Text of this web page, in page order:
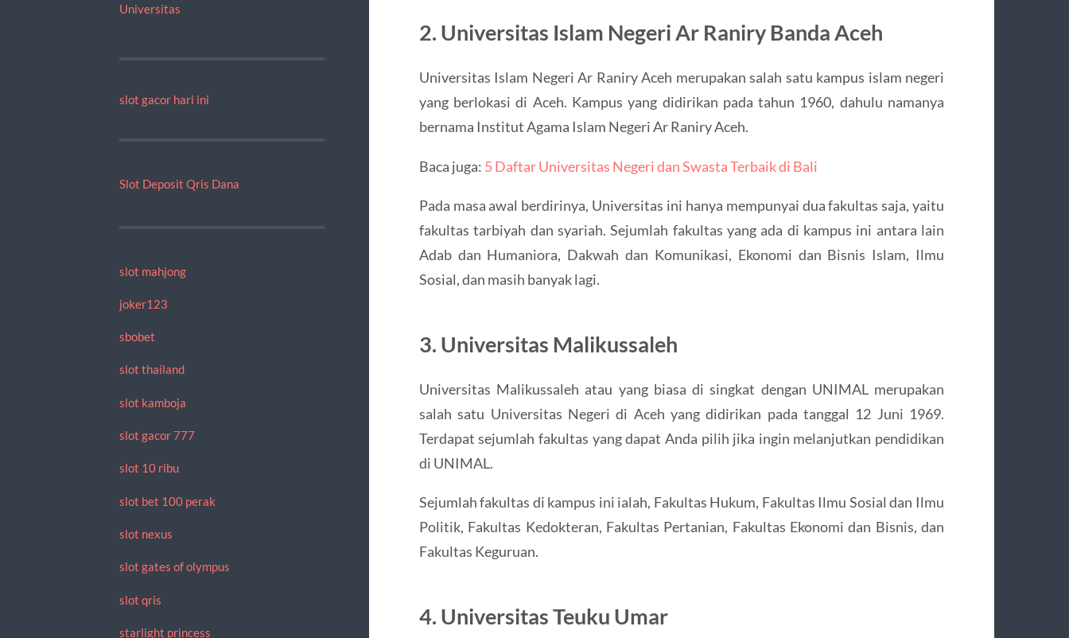
Universitas
slot gacor hari ini
Slot Deposit Qris Dana
slot mahjong
joker123
sbobet
slot thailand
slot kamboja
slot gacor 777
slot 10 ribu
slot bet 100 perak
slot nexus
slot gates of olympus
slot qris
starlight princess
2. Universitas Islam Negeri Ar Raniry Banda Aceh
Universitas Islam Negeri Ar Raniry Aceh merupakan salah satu kampus islam negeri
yang berlokasi di Aceh. Kampus yang didirikan pada tahun 1960, dahulu namanya
bernama Institut Agama Islam Negeri Ar Raniry Aceh.
Baca juga: 5 Daftar Universitas Negeri dan Swasta Terbaik di Bali
Pada masa awal berdirinya, Universitas ini hanya mempunyai dua fakultas saja, yaitu
fakultas tarbiyah dan syariah. Sejumlah fakultas yang ada di kampus ini antara lain
Adab dan Humaniora, Dakwah dan Komunikasi, Ekonomi dan Bisnis Islam, Ilmu
Sosial, dan masih banyak lagi.
3. Universitas Malikussaleh
Universitas Malikussaleh atau yang biasa di singkat dengan UNIMAL merupakan
salah satu Universitas Negeri di Aceh yang didirikan pada tanggal 12 Juni 1969.
Terdapat sejumlah fakultas yang dapat Anda pilih jika ingin melanjutkan pendidikan
di UNIMAL.
Sejumlah fakultas di kampus ini ialah, Fakultas Hukum, Fakultas Ilmu Sosial dan Ilmu
Politik, Fakultas Kedokteran, Fakultas Pertanian, Fakultas Ekonomi dan Bisnis, dan
Fakultas Keguruan.
4. Universitas Teuku Umar